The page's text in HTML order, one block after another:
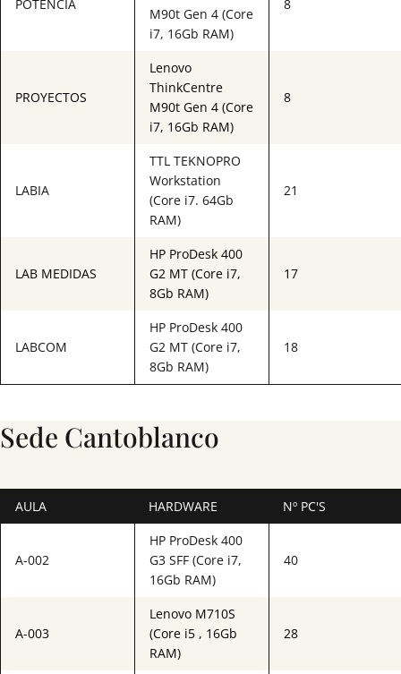
POTENCIA
M90t Gen 4 (Core
i7, 16Gb RAM)
8
PROYECTOS
Lenovo
ThinkCentre
M90t Gen 4 (Core
i7, 16Gb RAM)
8
LABIA
TTL TEKNOPRO
Workstation
(Core i7. 64Gb
RAM)
21
LAB MEDIDAS
HP ProDesk 400
G2 MT (Core i7,
8Gb RAM)
17
LABCOM
HP ProDesk 400
G2 MT (Core i7,
8Gb RAM)
18
Sede Cantoblanco
AULA HARDWARE Nº PC'S
A-002
HP ProDesk 400
G3 SFF (Core i7,
16Gb RAM)
40
A-003
Lenovo M710S
(Core i5 , 16Gb
RAM)
28